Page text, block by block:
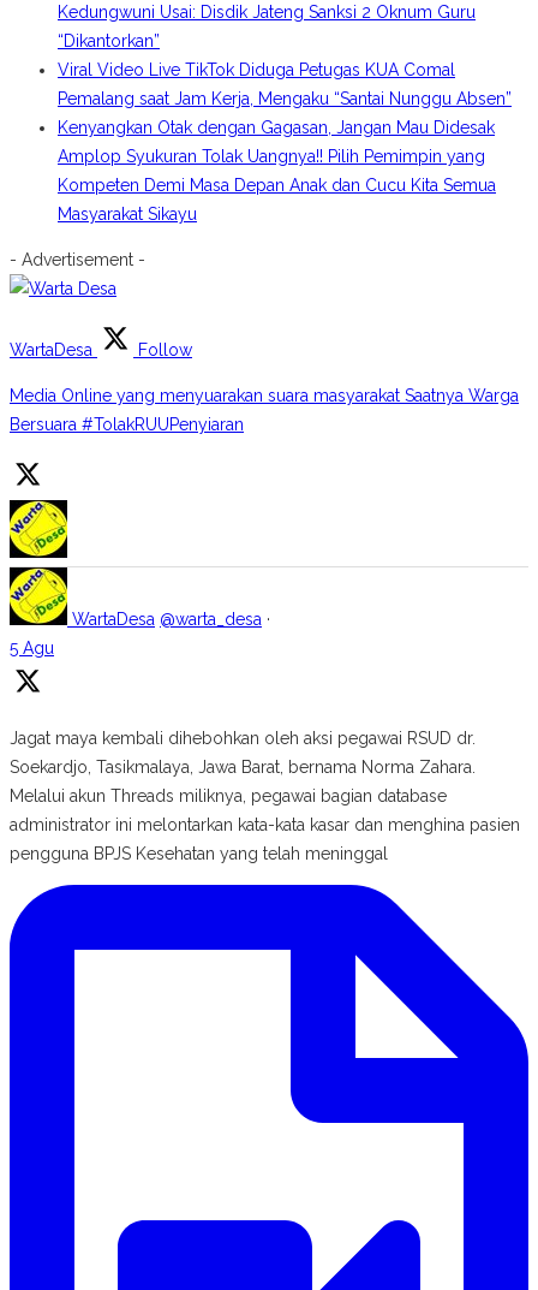
Kedungwuni Usai: Disdik Jateng Sanksi 2 Oknum Guru
“Dikantorkan”
Viral Video Live TikTok Diduga Petugas KUA Comal
Pemalang saat Jam Kerja, Mengaku “Santai Nunggu Absen”
Kenyangkan Otak dengan Gagasan, Jangan Mau Didesak
Amplop Syukuran Tolak Uangnya!! Pilih Pemimpin yang
Kompeten Demi Masa Depan Anak dan Cucu Kita Semua
Masyarakat Sikayu
- Advertisement -
WartaDesa Follow
Media Online yang menyuarakan suara masyarakat Saatnya Warga
Bersuara #TolakRUUPenyiaran
WartaDesa @warta_desa ·
5 Agu
Jagat maya kembali dihebohkan oleh aksi pegawai RSUD dr.
Soekardjo, Tasikmalaya, Jawa Barat, bernama Norma Zahara.
Melalui akun Threads miliknya, pegawai bagian database
administrator ini melontarkan kata-kata kasar dan menghina pasien
pengguna BPJS Kesehatan yang telah meninggal